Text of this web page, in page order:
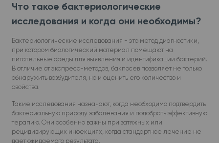
Что такое бактериологические
исследования и когда они необходимы?
Бактериологические исследования - это метод диагностики,
при котором биологический материал помещают на
питательные среды для выявления и идентификации бактерий.
В отличие от экспресс-методов, бакпосев позволяет не только
обнаружить возбудителя, но и оценить его количество и
свойства.
Такие исследования назначают, когда необходимо подтвердить
бактериальную природу заболевания и подобрать эффективную
терапию. Они особенно важны при затяжных или
рецидивирующих инфекциях, когда стандартное лечение не
дает ожидаемого результата.